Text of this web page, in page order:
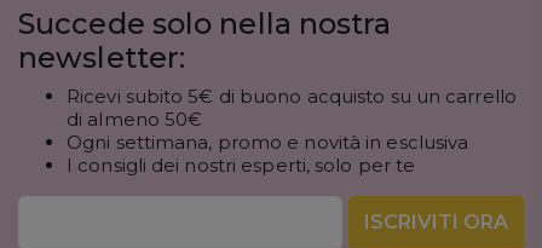
Succede solo nella nostra
newsletter:
Ricevi subito 5€ di buono acquisto su un carrello
di almeno 50€
Ogni settimana, promo e novità in esclusiva
I consigli dei nostri esperti, solo per te
ISCRIVITI ORA